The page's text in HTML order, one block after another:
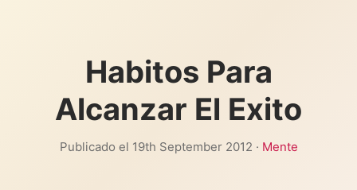
Habitos Para
Alcanzar El Exito
Publicado el 19th September 2012 · Mente